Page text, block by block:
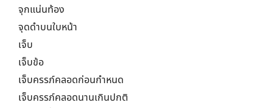
จุกแน่นท้อง
จุดดำบนใบหน้า
เจ็บ
เจ็บข้อ
เจ็บครรภ์คลอดก่อนกำหนด
เจ็บครรภ์คลอดนานเกินปกติ